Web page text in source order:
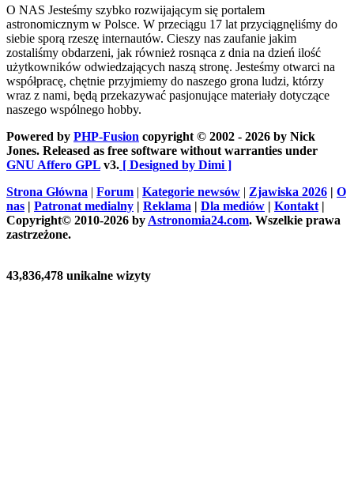
O NAS Jesteśmy szybko rozwijającym się portalem
astronomicznym w Polsce. W przeciągu 17 lat przyciągnęliśmy do
siebie sporą rzeszę internautów. Cieszy nas zaufanie jakim
zostaliśmy obdarzeni, jak również rosnąca z dnia na dzień ilość
użytkowników odwiedzających naszą stronę. Jesteśmy otwarci na
współpracę, chętnie przyjmiemy do naszego grona ludzi, którzy
wraz z nami, będą przekazywać pasjonujące materiały dotyczące
naszego wspólnego hobby.
Powered by PHP-Fusion copyright © 2002 - 2026 by Nick
Jones. Released as free software without warranties under
GNU Affero GPL v3. [ Designed by Dimi ]
Strona Główna | Forum | Kategorie newsów | Zjawiska 2026 | O
nas | Patronat medialny | Reklama | Dla mediów | Kontakt |
Copyright© 2010-2026 by Astronomia24.com. Wszelkie prawa
zastrzeżone.
43,836,478 unikalne wizyty